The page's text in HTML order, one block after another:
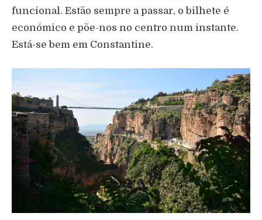
funcional. Estão sempre a passar, o bilhete é
económico e põe-nos no centro num instante.
Está-se bem em Constantine.